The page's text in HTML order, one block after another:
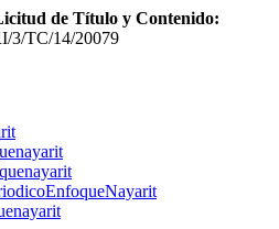
de Título y Contenido:
3/TC/14/20079